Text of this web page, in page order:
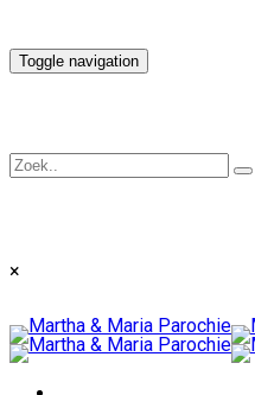
Toggle navigation
×